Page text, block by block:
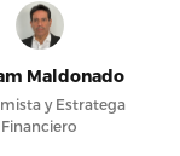
Maldonado
y Estratega
Financiero